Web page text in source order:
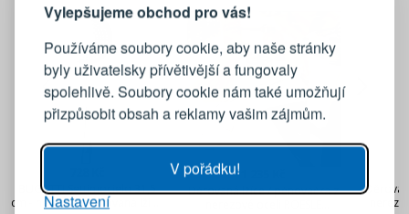
Vylepšujeme obchod pro vás!
Používáme soubory cookie, aby naše stránky
byly uživatelsky přívětivější a fungovaly
spolehlivě. Soubory cookie nám také umožňují
přizpůsobit obsah a reklamy vašim zájmům.
V pořádku!
Nastavení
BUGATTI Settimocielo 31,5
cm - nerezová děrovaná lžíce
Děrovaná lžíce / pěnovačka z
Přihlaste se ke svému účtu
Emailová adresa
PŘIHLÁSIT SE